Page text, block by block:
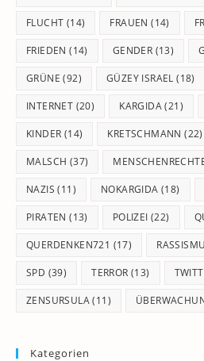
FLUCHT (14) FRAUEN (14)
FRIEDEN (14) GENDER (13)
GRÜNE (92) GÜZEY ISRAEL (18)
INTERNET (20) KARGIDA(21)
KINDER (14) KRETSCHMANN (22)
MALSCH (37)
NAZIS (11) NOKARGIDA (18)
PIRATEN (13) POLIZEI (22)
QUERDENKEN721 (17)
SPD (39) TERROR (13)
ZENSURSULA(11)
Kategorien